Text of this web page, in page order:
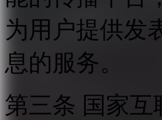
为用户提供发
息的服务。
第三条 国家